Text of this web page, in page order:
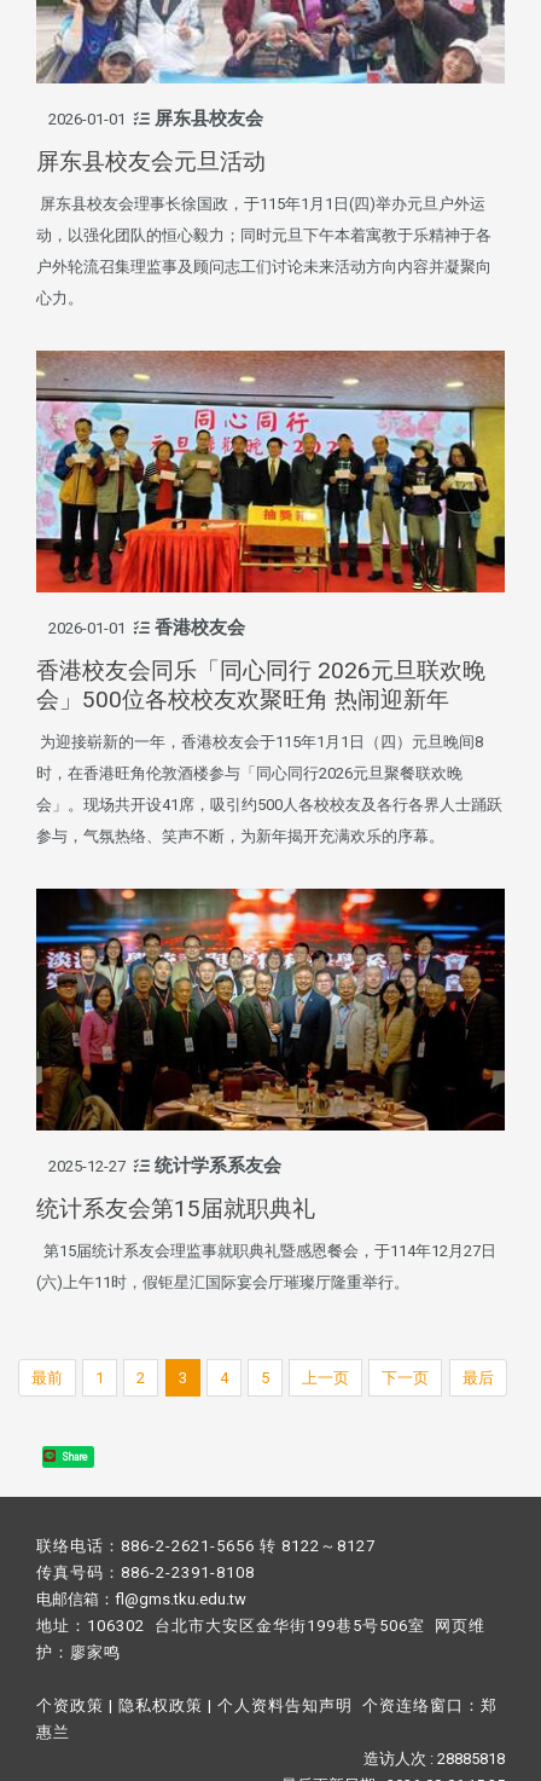
2026-01-01 屏东县校友会
屏东县校友会元旦活动
屏东县校友会理事长徐国政，于115年1月1日(四)举办元旦户外运
动，以强化团队的恒心毅力；同时元旦下午本着寓教于乐精神于各
户外轮流召集理监事及顾问志工们讨论未来活动方向内容并凝聚向
心力。
2026-01-01 香港校友会
香港校友会同乐「同心同行 2026元旦联欢晚
会」500位各校校友欢聚旺角 热闹迎新年
为迎接崭新的一年，香港校友会于115年1月1日（四）元旦晚间8
时，在香港旺角伦敦酒楼参与「同心同行2026元旦聚餐联欢晚
会」。现场共开设41席，吸引约500人各校校友及各行各界人士踊跃
参与，气氛热络、笑声不断，为新年揭开充满欢乐的序幕。
2025-12-27 统计学系系友会
统计系友会第15届就职典礼
第15届统计系友会理监事就职典礼暨感恩餐会，于114年12月27日
(六)上午11时，假钜星汇国际宴会厅璀璨厅隆重举行。
最前 1 2 3 4 5 上一页 下一页 最后
Share
联络电话：886-2-2621-5656 转 8122～8127
传真号码：886-2-2391-8108
电邮信箱：fl@gms.tku.edu.tw
地址：106302 台北市大安区金华街199巷5号506室 网页维
护： 廖家鸣​
个资政策 | 隐私权政策 | 个人资料告知声明 个资连络窗口： 郑
惠兰
造访人次 : 28885818